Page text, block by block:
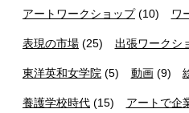
アートワークショップ(10) ワ
表現の市場 (25) 出張ワークシ
東洋英和女学院 (5) 動画(9)
養護学校時代 (15) アートで企